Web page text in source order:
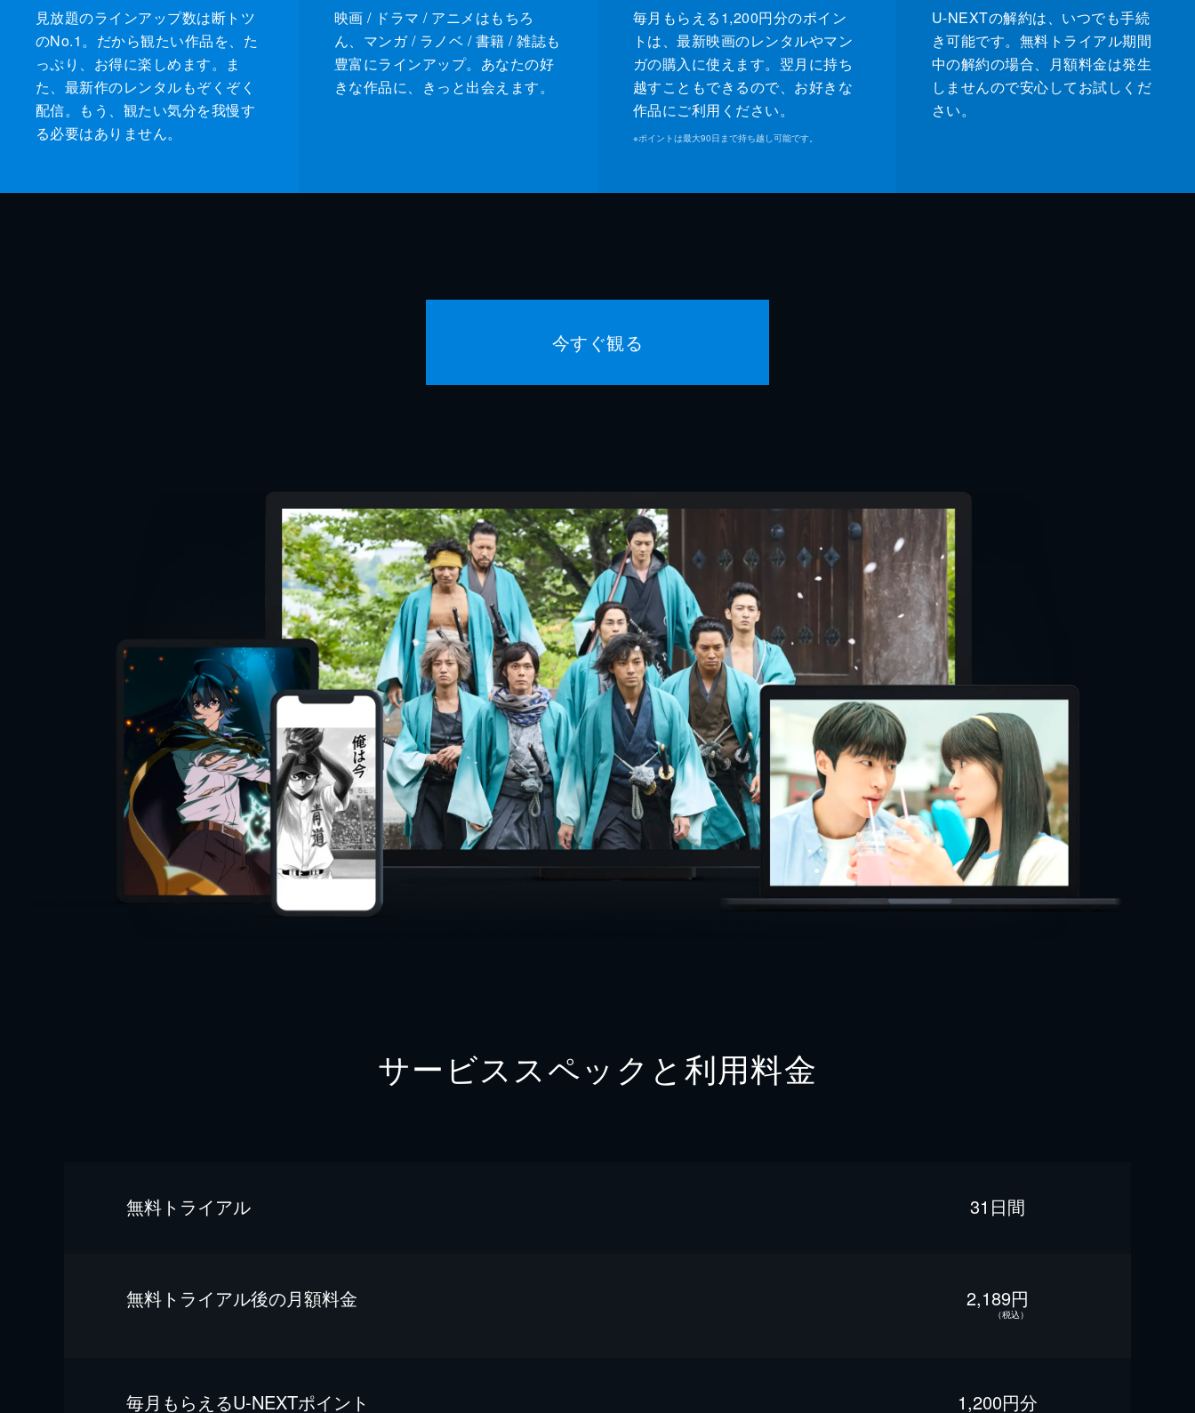
見放題のラインアップ数は断トツ
のNo.1。だから観たい作品を、た
っぷり、お得に楽しめます。ま
た、最新作のレンタルもぞくぞく
配信。もう、観たい気分を我慢す
る必要はありません。
映画 / ドラマ / アニメはもちろ
ん、マンガ / ラノベ / 書籍 / 雑誌も
豊富にラインアップ。あなたの好
きな作品に、きっと出会えます。
毎月もらえる1,200円分のポイン
トは、最新映画のレンタルやマン
ガの購入に使えます。翌月に持ち
越すこともできるので、お好きな
作品にご利用ください。
※ポイントは最大90日まで持ち越し可能です。
U-NEXTの解約は、いつでも手続
き可能です。無料トライアル期間
中の解約の場合、月額料金は発生
しませんので安心してお試しくだ
さい。
今すぐ観る
サービススペックと利用料金
無料トライアル 31日間
無料トライアル後の⽉額料金 2,189円
（税込）
毎⽉もらえるU-NEXTポイント 1,200円分